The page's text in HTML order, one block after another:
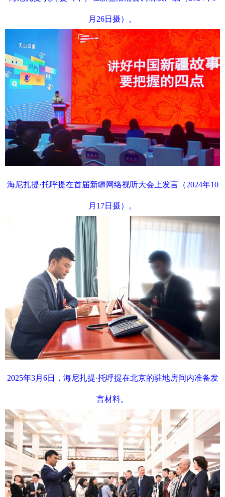
月26日摄）。
海尼扎提·托呼提在首届新疆网络视听大会上发言（2024年10
月17日摄）。
2025年3月6日，海尼扎提·托呼提在北京的驻地房间内准备发
言材料。